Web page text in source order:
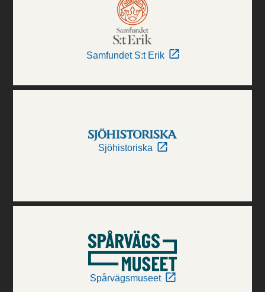
Samfundet S:t Erik
Sjöhistoriska
Spårvägsmuseet